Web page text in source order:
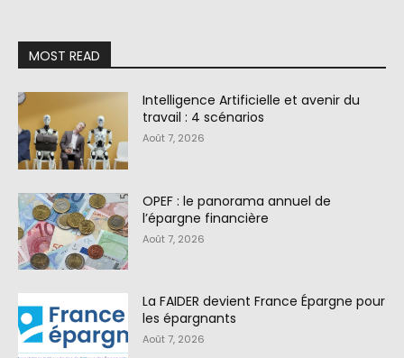
MOST READ
Intelligence Artificielle et avenir du
travail : 4 scénarios
Août 7, 2026
OPEF : le panorama annuel de
l’épargne financière
Août 7, 2026
La FAIDER devient France Épargne pour
les épargnants
Août 7, 2026